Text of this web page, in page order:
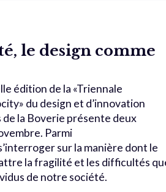
le design comme
édition de la «Triennale
du design et d’innovation
de la Boverie présente deux
Parmi
sur la manière dont le
la fragilité et les difficultés
de notre société.